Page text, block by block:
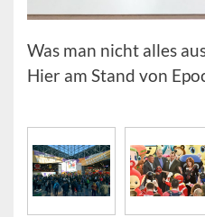
Was man nicht alles
Hier am Stand von